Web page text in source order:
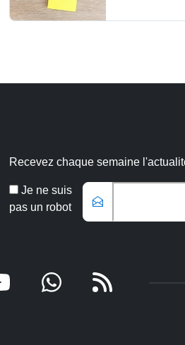
Recevez chaque semaine
Je ne suis
pas un robot
Email